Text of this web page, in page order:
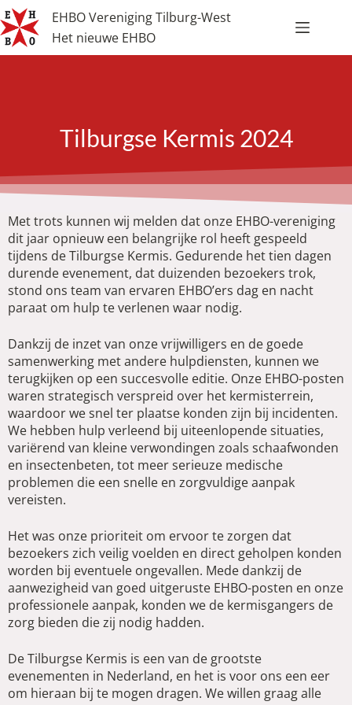
EHBO Vereniging Tilburg-West
Het nieuwe EHBO
Tilburgse Kermis 2024
Met trots kunnen wij melden dat onze EHBO-vereniging
dit jaar opnieuw een belangrijke rol heeft gespeeld
tijdens de Tilburgse Kermis. Gedurende het tien dagen
durende evenement, dat duizenden bezoekers trok,
stond ons team van ervaren EHBO’ers dag en nacht
paraat om hulp te verlenen waar nodig.
Dankzij de inzet van onze vrijwilligers en de goede
samenwerking met andere hulpdiensten, kunnen we
terugkijken op een succesvolle editie. Onze EHBO-posten
waren strategisch verspreid over het kermisterrein,
waardoor we snel ter plaatse konden zijn bij incidenten.
We hebben hulp verleend bij uiteenlopende situaties,
variërend van kleine verwondingen zoals schaafwonden
en insectenbeten, tot meer serieuze medische
problemen die een snelle en zorgvuldige aanpak
vereisten.
Het was onze prioriteit om ervoor te zorgen dat
bezoekers zich veilig voelden en direct geholpen konden
worden bij eventuele ongevallen. Mede dankzij de
aanwezigheid van goed uitgeruste EHBO-posten en onze
professionele aanpak, konden we de kermisgangers de
zorg bieden die zij nodig hadden.
De Tilburgse Kermis is een van de grootste
evenementen in Nederland, en het is voor ons een eer
om hieraan bij te mogen dragen. We willen graag alle